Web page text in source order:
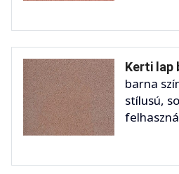
Kerti lap
barna
stílusú,